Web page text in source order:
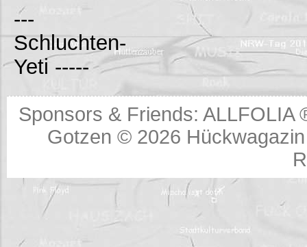
---
Schluchten-
Yeti -----
Sponsors & Friends:ALLFOLIA
Gotzen © 2026